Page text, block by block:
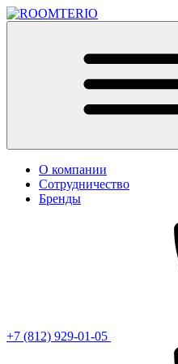
О компании
Сотрудничество
Бренды
+7 (812) 929-01-05